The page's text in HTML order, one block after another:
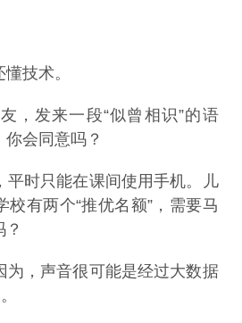
技术。
，发来一段“似曾相识”的语
会同意吗？
平时只能在课间使用手机。儿
有两个“推优名额”，需要马
为，声音很可能是经过大数据